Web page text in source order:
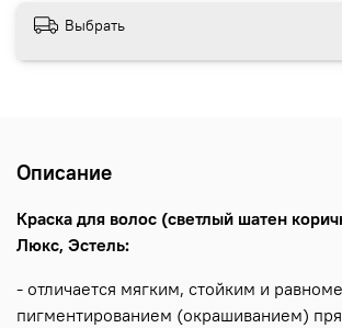
Выбрать
Описание
Краска для волос (светлый шатен
Люкс, Эстель:
- отличается мягким, стойким и
пигментированием (окрашиванием)